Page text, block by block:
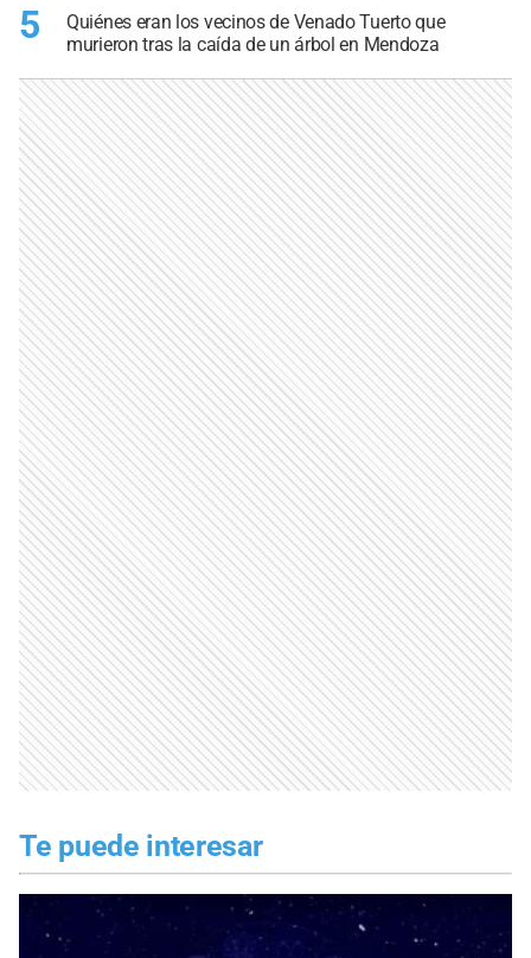
5
Quiénes eran los vecinos de Venado Tuerto que
murieron tras la caída de un árbol en Mendoza
Te puede interesar